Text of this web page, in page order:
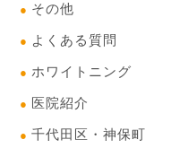
その他
よくある質問
ホワイトニング
医院紹介
千代田区・神保町